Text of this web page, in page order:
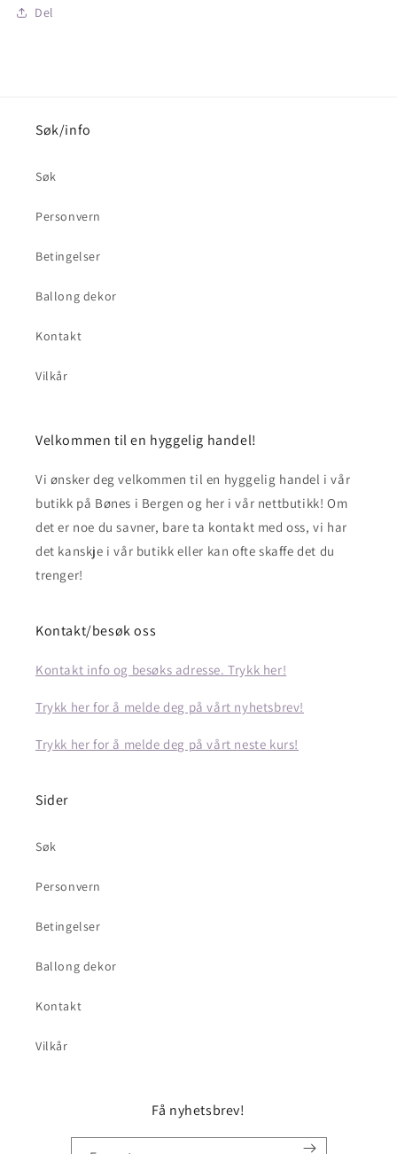
Del
Søk/info
Søk
Personvern
Betingelser
Ballong dekor
Kontakt
Vilkår
Velkommen til en hyggelig handel!
Vi ønsker deg velkommen til en hyggelig handel i vår
butikk på Bønes i Bergen og her i vår nettbutikk! Om
det er noe du savner, bare ta kontakt med oss, vi har
det kanskje i vår butikk eller kan ofte skaffe det du
trenger!
Kontakt/besøk oss
Kontakt info og besøks adresse. Trykk her!
Trykk her for å melde deg på vårt nyhetsbrev!
Trykk her for å melde deg på vårt neste kurs!
Sider
Søk
Personvern
Betingelser
Ballong dekor
Kontakt
Vilkår
Få nyhetsbrev!